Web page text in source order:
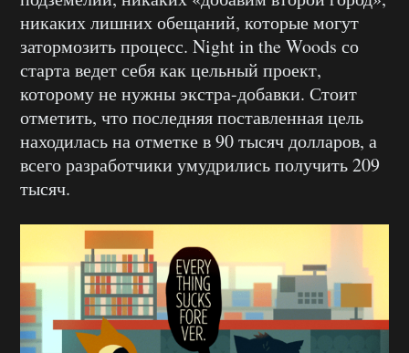
никаких лишних обещаний, которые могут
затормозить процесс. Night in the Woods со
старта ведет себя как цельный проект,
которому не нужны экстра-добавки. Стоит
отметить, что последняя поставленная цель
находилась на отметке в 90 тысяч долларов, а
всего разработчики умудрились получить 209
тысяч.